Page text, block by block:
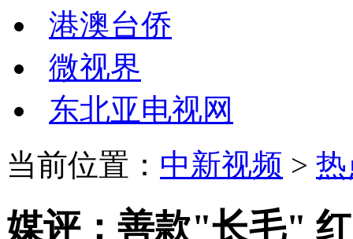
港澳台侨
微视界
东北亚电视网
当前位置： 中新视频 >
媒评：善款"长毛"